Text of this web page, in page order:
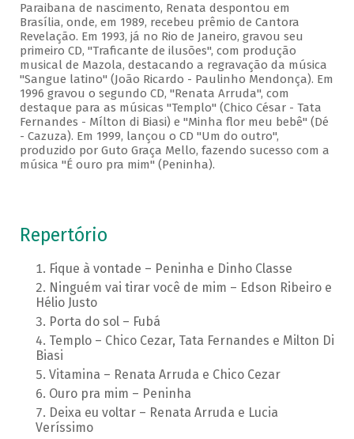
Paraibana de nascimento, Renata despontou em
Brasília, onde, em 1989, recebeu prêmio de Cantora
Revelação. Em 1993, já no Rio de Janeiro, gravou seu
primeiro CD, "Traficante de ilusões", com produção
musical de Mazola, destacando a regravação da música
"Sangue latino" (João Ricardo - Paulinho Mendonça). Em
1996 gravou o segundo CD, "Renata Arruda", com
destaque para as músicas "Templo" (Chico César - Tata
Fernandes - Mílton di Biasi) e "Minha flor meu bebê" (Dé
- Cazuza). Em 1999, lançou o CD "Um do outro",
produzido por Guto Graça Mello, fazendo sucesso com a
música "É ouro pra mim" (Peninha).
Repertório
Fique à vontade – Peninha e Dinho Classe
Ninguém vai tirar você de mim – Edson Ribeiro e
Hélio Justo
Porta do sol – Fubá
Templo – Chico Cezar, Tata Fernandes e Milton Di
Biasi
Vitamina – Renata Arruda e Chico Cezar
Ouro pra mim – Peninha
Deixa eu voltar – Renata Arruda e Lucia
Veríssimo